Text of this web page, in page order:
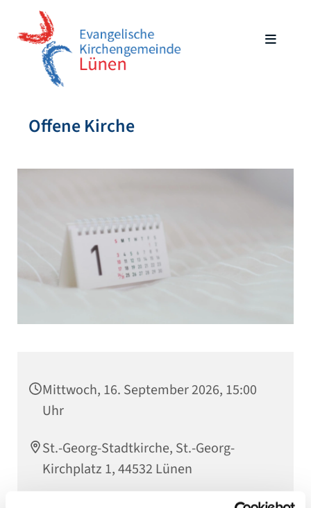
Offene Kirche
Mittwoch, 16. September 2026, 15:00
Uhr
St.-Georg-Stadtkirche, St.-Georg-
Kirchplatz 1, 44532 Lünen